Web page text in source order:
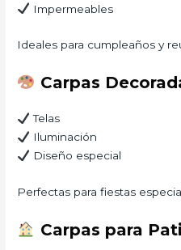
Impermeables
Ideales para cumpleaños y
Carpas
Telas
Iluminación
Diseño especial
Perfectas para fiestas
Carpas para